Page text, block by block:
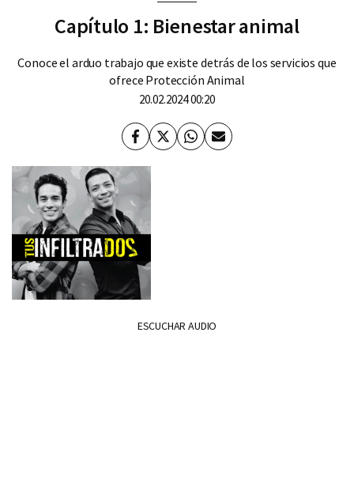
Capítulo 1: Bienestar animal
Conoce el arduo trabajo que existe detrás de los servicios que
ofrece Protección Animal
20.02.2024 00:20
Facebook
TwitterWhatsapp
Enviar
ESCUCHAR AUDIO